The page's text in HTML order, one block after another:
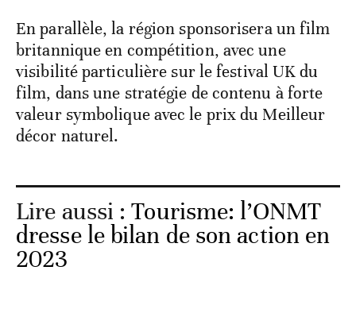
En parallèle, la région sponsorisera un film
britannique en compétition, avec une
visibilité particulière sur le festival UK du
film, dans une stratégie de contenu à forte
valeur symbolique avec le prix du Meilleur
décor naturel.
Lire aussi :Tourisme: l’ONMT
dresse le bilan de son action en
2023